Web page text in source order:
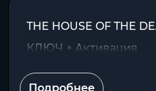
THE HOUSE OF THE
КЛЮЧ + Активация
Подробнее